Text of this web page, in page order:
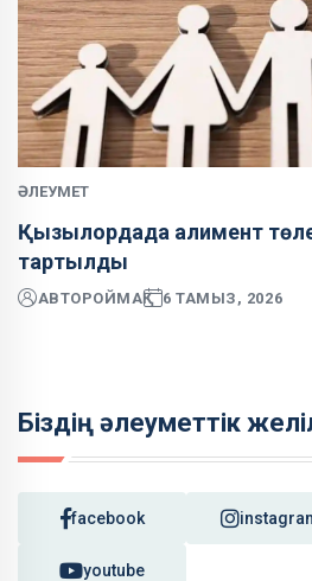
ӘЛЕУМЕТ
Қызылордада алимент
тартылды
АВТОРОЙМАҚ 6 ТАМЫЗ, 2026
Біздің әлеуметтік
facebook
youtube